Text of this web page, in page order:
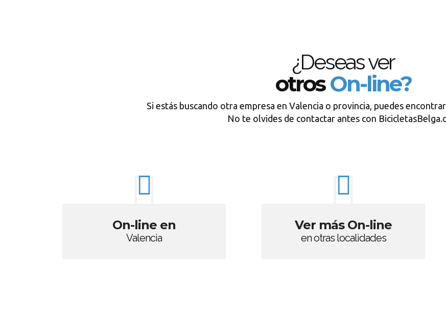
¿Deseas ver
otrosOn-line?
Si estás buscando otra empresa en Valencia o provincia, puedes
No te olvides de contactar antes con
On-line en
Valencia
Ver más On-line
en otras localidades